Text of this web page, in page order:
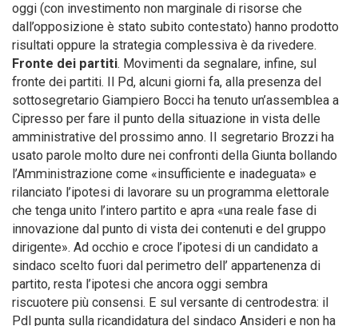
oggi (con investimento non marginale di risorse che
dall’opposizione è stato subito contestato) hanno prodotto
risultati oppure la strategia complessiva è da rivedere.
Fronte dei partiti. Movimenti da segnalare, infine, sul
fronte dei partiti. Il Pd, alcuni giorni fa, alla presenza del
sottosegretario Giampiero Bocci ha tenuto un’assemblea a
Cipresso per fare il punto della situazione in vista delle
amministrative del prossimo anno. II segretario Brozzi ha
usato parole molto dure nei confronti della Giunta bollando
l’Amministrazione come «insufficiente e inadeguata» e
rilanciato l’ipotesi di lavorare su un programma elettorale
che tenga unito l’intero partito e apra «una reale fase di
innovazione dal punto di vista dei contenuti e del gruppo
dirigente». Ad occhio e croce l’ipotesi di un candidato a
sindaco scelto fuori dal perimetro dell’ appartenenza di
partito, resta l’ipotesi che ancora oggi sembra
riscuotere più consensi. E sul versante di centrodestra: il
Pdl punta sulla ricandidatura del sindaco Ansideri e non ha